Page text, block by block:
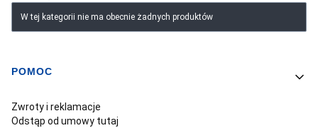
Lista produktów
W tej kategorii nie ma obecnie żadnych produktów
Linki w stopce
POMOC
Zwroty i reklamacje
Odstąp od umowy tutaj